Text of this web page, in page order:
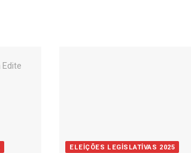
ELEIÇÕES LEGISLATIVAS 2025